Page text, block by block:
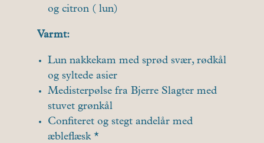
og citron ( lun)
Varmt:
Lun nakkekam med sprød svær, rødkål
og syltede asier
Medisterpølse fra Bjerre Slagter med
stuvet grønkål
Confiteret og stegt andelår med
æbleflæsk *